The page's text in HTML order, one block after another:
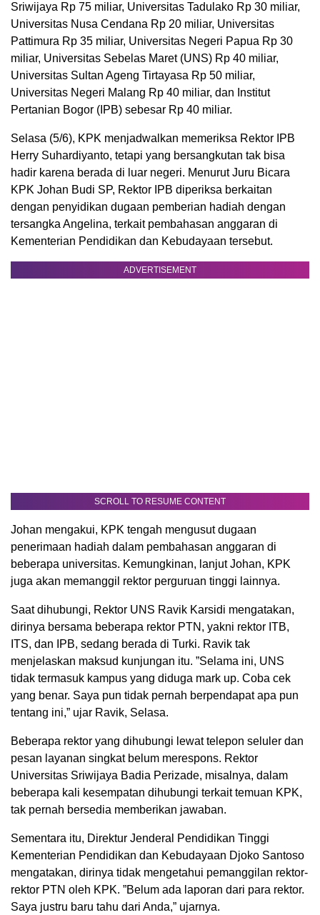
Sriwijaya Rp 75 miliar, Universitas Tadulako Rp 30 miliar,
Universitas Nusa Cendana Rp 20 miliar, Universitas
Pattimura Rp 35 miliar, Universitas Negeri Papua Rp 30
miliar, Universitas Sebelas Maret (UNS) Rp 40 miliar,
Universitas Sultan Ageng Tirtayasa Rp 50 miliar,
Universitas Negeri Malang Rp 40 miliar, dan Institut
Pertanian Bogor (IPB) sebesar Rp 40 miliar.
Selasa (5/6), KPK menjadwalkan memeriksa Rektor IPB
Herry Suhardiyanto, tetapi yang bersangkutan tak bisa
hadir karena berada di luar negeri. Menurut Juru Bicara
KPK Johan Budi SP, Rektor IPB diperiksa berkaitan
dengan penyidikan dugaan pemberian hadiah dengan
tersangka Angelina, terkait pembahasan anggaran di
Kementerian Pendidikan dan Kebudayaan tersebut.
ADVERTISEMENT
SCROLL TO RESUME CONTENT
Johan mengakui, KPK tengah mengusut dugaan
penerimaan hadiah dalam pembahasan anggaran di
beberapa universitas. Kemungkinan, lanjut Johan, KPK
juga akan memanggil rektor perguruan tinggi lainnya.
Saat dihubungi, Rektor UNS Ravik Karsidi mengatakan,
dirinya bersama beberapa rektor PTN, yakni rektor ITB,
ITS, dan IPB, sedang berada di Turki. Ravik tak
menjelaskan maksud kunjungan itu. ”Selama ini, UNS
tidak termasuk kampus yang diduga mark up. Coba cek
yang benar. Saya pun tidak pernah berpendapat apa pun
tentang ini,” ujar Ravik, Selasa.
Beberapa rektor yang dihubungi lewat telepon seluler dan
pesan layanan singkat belum merespons. Rektor
Universitas Sriwijaya Badia Perizade, misalnya, dalam
beberapa kali kesempatan dihubungi terkait temuan KPK,
tak pernah bersedia memberikan jawaban.
Sementara itu, Direktur Jenderal Pendidikan Tinggi
Kementerian Pendidikan dan Kebudayaan Djoko Santoso
mengatakan, dirinya tidak mengetahui pemanggilan rektor-
rektor PTN oleh KPK. ”Belum ada laporan dari para rektor.
Saya justru baru tahu dari Anda,” ujarnya.